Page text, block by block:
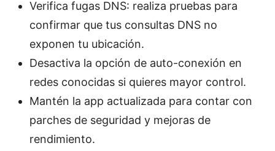
Verifica fugas DNS: realiza pruebas para
confirmar que tus consultas DNS no
exponen tu ubicación.
Desactiva la opción de auto-conexión en
redes conocidas si quieres mayor control.
Mantén la app actualizada para contar con
parches de seguridad y mejoras de
rendimiento.